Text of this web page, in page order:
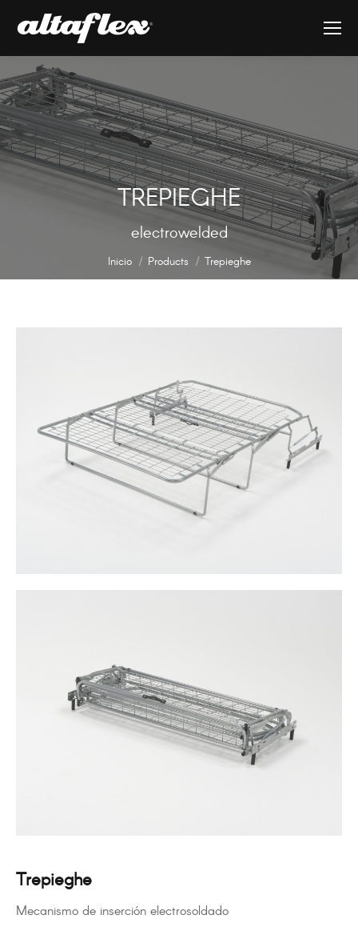
TREPIEGHE
electrowelded
Estás aquí:
Inicio Products Trepieghe
Trepieghe
Mecanismo de inserción electrosoldado